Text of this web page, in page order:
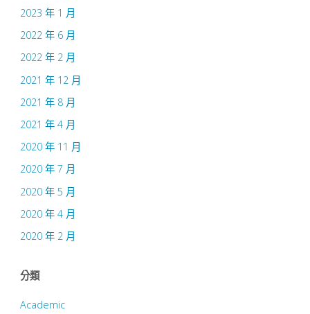
2023 年 1 月
2022 年 6 月
2022 年 2 月
2021 年 12 月
2021 年 8 月
2021 年 4 月
2020 年 11 月
2020 年 7 月
2020 年 5 月
2020 年 4 月
2020 年 2 月
分類
Academic